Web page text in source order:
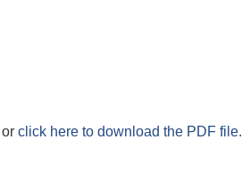
or click here to download the PDF file.